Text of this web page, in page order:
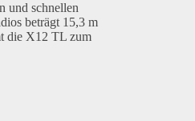
und schnellen
beträgt 15,3 m
die X12 TL zum